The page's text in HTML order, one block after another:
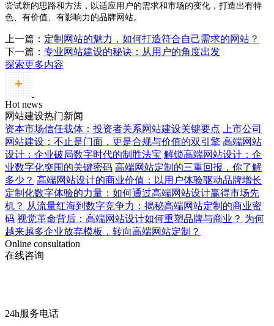
尝试新的思路和方法，以适应用户的需求和市场的变化，打造出有特
色、有价值、有影响力的品牌网站。
上一篇： 定制网站的魅力，如何打造符合自己需求的网站？
下一篇： 专业网站建设的秘诀：从用户的角度出发
探索更多内容
Hot news
网站建设热门新闻
资本市场信任载体：投资者关系网站建设关键要点
上市公司
网站建设：不止是门面，更是合规与价值的双引擎 高端网站
设计：企业破局数字时代的制胜法宝 解锁高端网站设计：企
业数字化突围的关键密码 高端网站定制的三重回报，你了解
多少？ 高端网站设计的商业价值：以用户体验驱动品牌增长
定制化数字体验的力量：如何通过高端网站设计赢得市场先
机？ 从流量红海到数字竞争力：揭秘高端网站定制的商业密
码 视觉革命背后：高端网站设计如何重塑品牌与商业？ 为何
越来越多企业放弃模板，转向高端网站定制？
Online consultation
在线咨询
24h服务电话